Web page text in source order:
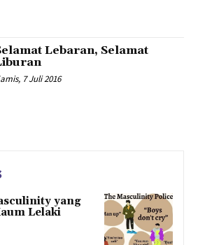
Lebaran, Selamat
7 Juli 2016
yang
Lelaki